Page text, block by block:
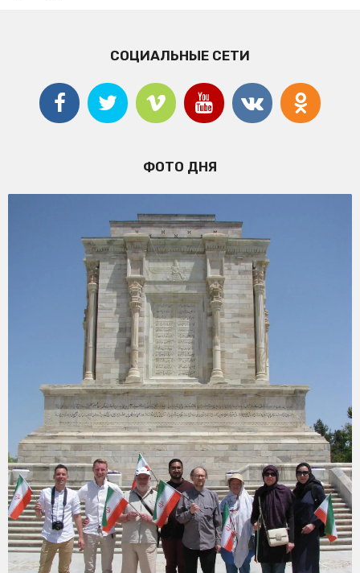
СОЦИАЛЬНЫЕ СЕТИ
ФОТО ДНЯ